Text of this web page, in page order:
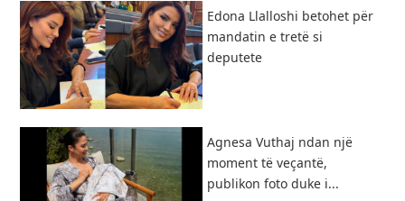
Edona Llalloshi betohet për
mandatin e tretë si
deputete
Agnesa Vuthaj ndan një
moment të veçantë,
publikon foto duke i...